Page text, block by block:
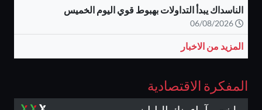
الناسداك يبدأ التداولات بهبوط قوي اليوم الخميس
المزيد من الاخبار
المفكرة الاقتصادية